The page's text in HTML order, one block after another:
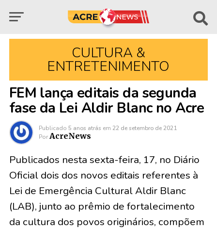
CULTURA &
ENTRETENIMENTO
FEM lança editais da segunda
fase da Lei Aldir Blanc no Acre
Publicado 5 anos atrás em 22 de setembro de 2021
Por AcreNews
Publicados nesta sexta-feira, 17, no Diário
Oficial dois dos novos editais referentes à
Lei de Emergência Cultural Aldir Blanc
(LAB), junto ao prêmio de fortalecimento
da cultura dos povos originários, compõem